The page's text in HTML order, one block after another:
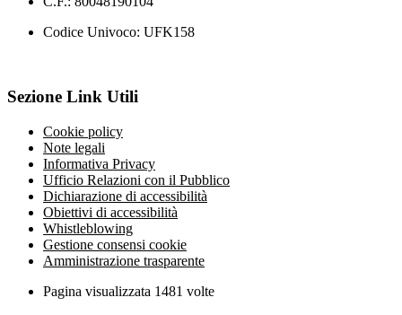
Codice Univoco: UFK158
Sezione Link Utili
Cookie policy
Note legali
Informativa Privacy
Ufficio Relazioni con il Pubblico
Dichiarazione di accessibilità
Obiettivi di accessibilità
Whistleblowing
Gestione consensi cookie
Amministrazione trasparente
Pagina visualizzata 1481 volte